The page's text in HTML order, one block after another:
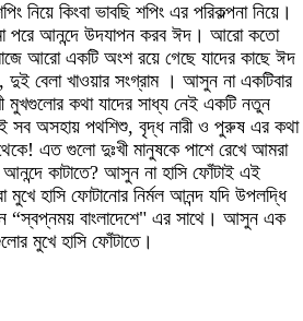
কিংবা ভাবছি শপিং এর পরিকল্পনা নিয়ে।
পরে আনন্দে উদযাপন করব ঈদ। আরো কতো
আরো একটি অংশ রয়ে গেছে যাদের কাছে ঈদ
দুই বেলা খাওয়ার সংগ্রাম । আসুন না একটিবার
মুখগুলোর কথা যাদের সাধ্য নেই একটি নতুন
সব অসহায় পথশিশু, বৃদ্ধ নারী ও পুরুষ এর কথা
এত গুলো দুঃখী মানুষকে পাশে রেখে আমরা
আনন্দে কাটাতে? আসুন না হাসি ফোঁটাই এই
হাসি ফোটানোর নির্মল আনন্দ যদি উপলদ্ধি
“স্বপ্নময় বাংলাদেশে" এর সাথে। আসুন এক
মুখে হাসি ফোঁটাতে।